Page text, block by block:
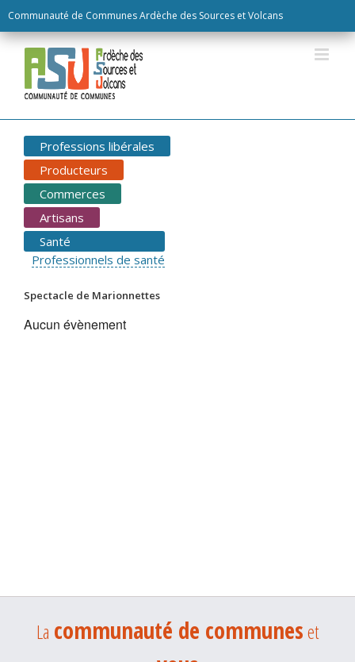
Communauté de Communes Ardèche des Sources et Volcans
to
content
Professions libérales
Producteurs
Commerces
Artisans
Santé
Professionnels de santé
Spectacle de Marionnettes
Aucun évènement
La communauté de communeset